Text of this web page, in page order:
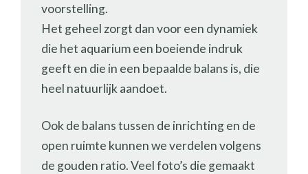
voorstelling.
Het geheel zorgt dan voor een dynamiek
die het aquarium een boeiende indruk
geeft en die in een bepaalde balans is, die
heel natuurlijk aandoet.
Ook de balans tussen de inrichting en de
open ruimte kunnen we verdelen volgens
de gouden ratio. Veel foto’s die gemaakt